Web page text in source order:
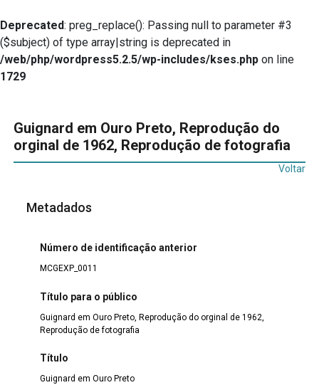
Deprecated: preg_replace(): Passing null to parameter #3
($subject) of type array|string is deprecated in
/web/php/wordpress5.2.5/wp-includes/kses.php on line
1729
Guignard em Ouro Preto, Reprodução do
orginal de 1962, Reprodução de fotografia
Voltar
Metadados
Número de identificação anterior
MCGEXP_0011
Título para o público
Guignard em Ouro Preto, Reprodução do orginal de 1962,
Reprodução de fotografia
Título
Guignard em Ouro Preto